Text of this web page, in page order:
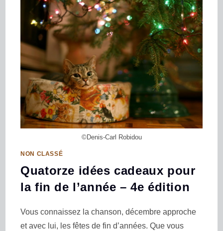
©Denis-Carl Robidou
NON CLASSÉ
Quatorze idées cadeaux pour
la fin de l’année – 4e édition
Vous connaissez la chanson, décembre approche
et avec lui, les fêtes de fin d’années. Que vous